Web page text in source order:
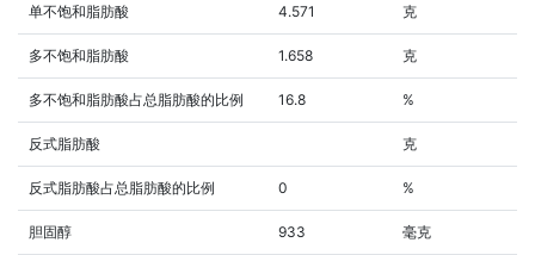
单不饱和脂肪酸 4.571 克
多不饱和脂肪酸 1.658 克
多不饱和脂肪酸占总脂肪酸的比例 16.8 %
反式脂肪酸 克
反式脂肪酸占总脂肪酸的比例 0 %
胆固醇 933 毫克